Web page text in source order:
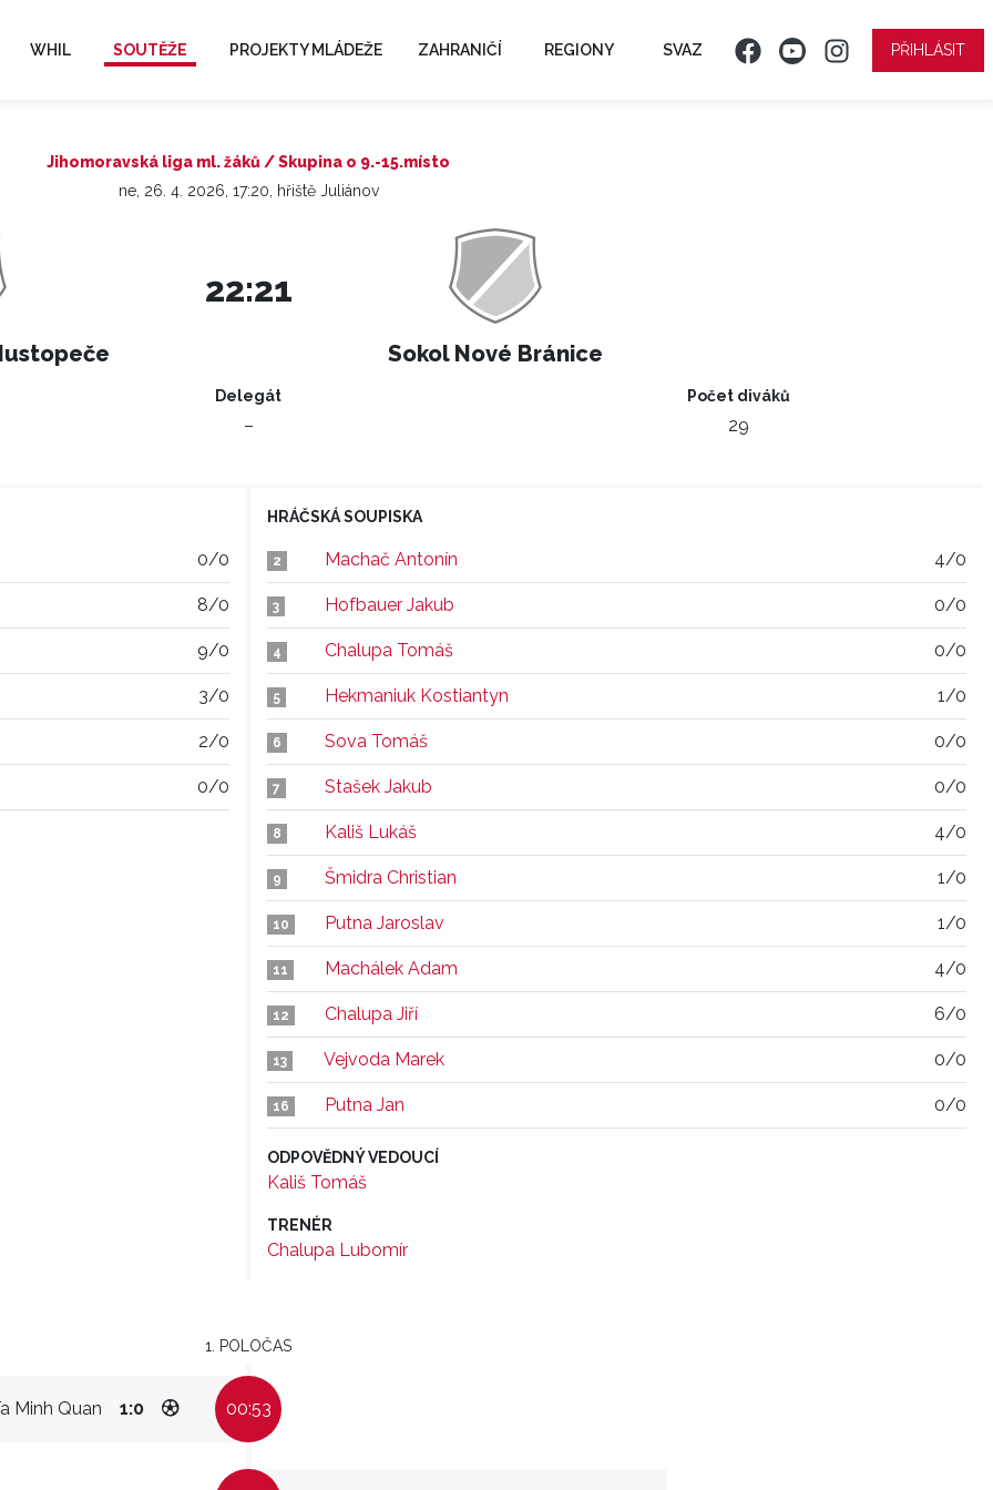
WHIL SOUTĚŽE PROJEKTY MLÁDEŽE ZAHRANIČÍ REGIONY SVAZ PŘIHLÁSIT
Jihomoravská liga ml. žáků / Skupina o 9.-15.místo
ne, 26. 4. 2026, 17:20, hřiště Juliánov
22:21
Sokol Nové Bránice
Delegát
–
Počet diváků
29
0/0
8/0
9/0
3/0
2/0
0/0
HRÁČSKÁ SOUPISKA
2 Machač Antonín 4/0
3 Hofbauer Jakub 0/0
4 Chalupa Tomáš 0/0
5 Hekmaniuk Kostiantyn 1/0
6 Sova Tomáš 0/0
7 Stašek Jakub 0/0
8 Kališ Lukáš 4/0
9 Šmidra Christian 1/0
10 Putna Jaroslav 1/0
11 Machálek Adam 4/0
12 Chalupa Jiří 6/0
13 Vejvoda Marek 0/0
16 Putna Jan 0/0
ODPOVĚDNÝ VEDOUCÍ
Kališ Tomáš
TRENÉR
Chalupa Lubomír
1. POLOČAS
Minh Quan 1:0 00:53